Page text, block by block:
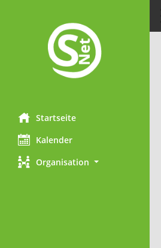
Startseite
Kalender
Organisation